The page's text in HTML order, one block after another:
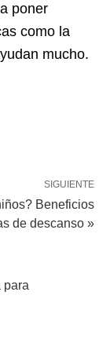
poner
como la
mucho.
SIGUIENTE
Beneficios
de descanso »
para